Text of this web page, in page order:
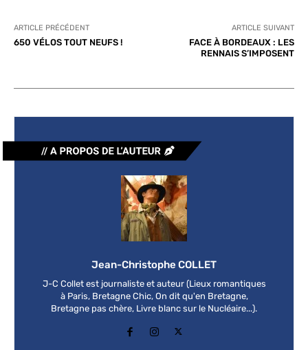
ARTICLE PRÉCÉDENT
650 VÉLOS TOUT NEUFS !
ARTICLE SUIVANT
FACE À BORDEAUX : LES
RENNAIS S’IMPOSENT
Jean-Christophe COLLET
J-C Collet est journaliste et auteur (Lieux romantiques
à Paris, Bretagne Chic, On dit qu'en Bretagne,
Bretagne pas chère, Livre blanc sur le Nucléaire...).